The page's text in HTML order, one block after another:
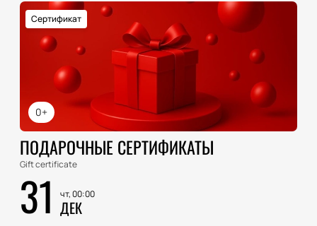
0+
Сертификат
ПОДАРОЧНЫЕ СЕРТИФИКАТЫ
Gift certificate
31 чт, 00:00
ДЕК